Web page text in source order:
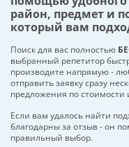
район, предмет и
который вам
Поиск для вас полностью
выбранный репетитор
производите напрямую -
отправить заявку сразу
предложения по стоимости
Если вам удалось найти
благодарны за отзыв - он
правильный выбор.